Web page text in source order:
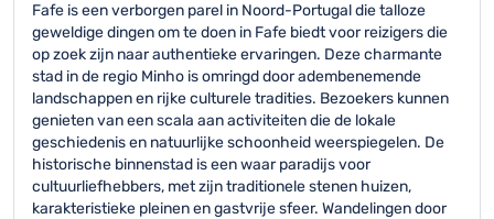
Fafe is een verborgen parel in Noord-Portugal die talloze
geweldige dingen om te doen in Fafe biedt voor reizigers die
op zoek zijn naar authentieke ervaringen. Deze charmante
stad in de regio Minho is omringd door adembenemende
landschappen en rijke culturele tradities. Bezoekers kunnen
genieten van een scala aan activiteiten die de lokale
geschiedenis en natuurlijke schoonheid weerspiegelen. De
historische binnenstad is een waar paradijs voor
cultuurliefhebbers, met zijn traditionele stenen huizen,
karakteristieke pleinen en gastvrije sfeer. Wandelingen door